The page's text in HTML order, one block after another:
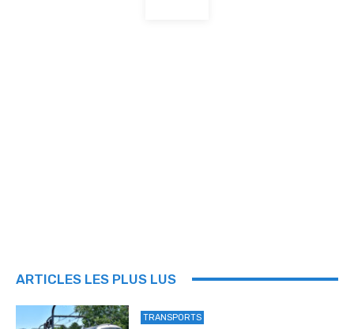
ARTICLES LES PLUS LUS
TRANSPORTS